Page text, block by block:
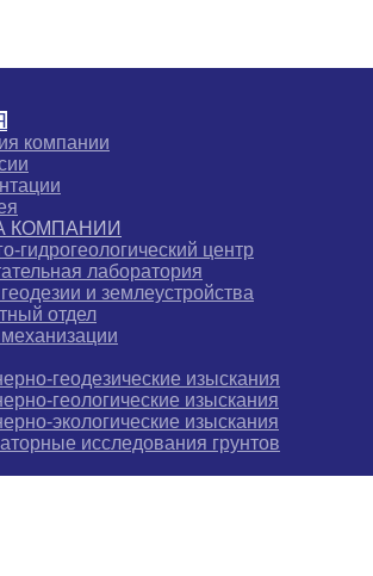
компании
КОМПАНИИ
гидрогеологический центр
лаборатория
и землеустройства
отдел
геодезические изыскания
геологические изыскания
экологические изыскания
исследования грунтов